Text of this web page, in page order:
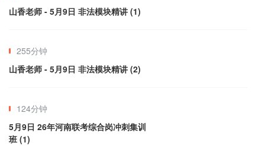
山香老师 - 5月9日 非法模块精讲 (1)
255分钟
山香老师 - 5月9日 非法模块精讲 (2)
124分钟
5月9日 26年河南联考综合岗冲刺集训
班 (1)